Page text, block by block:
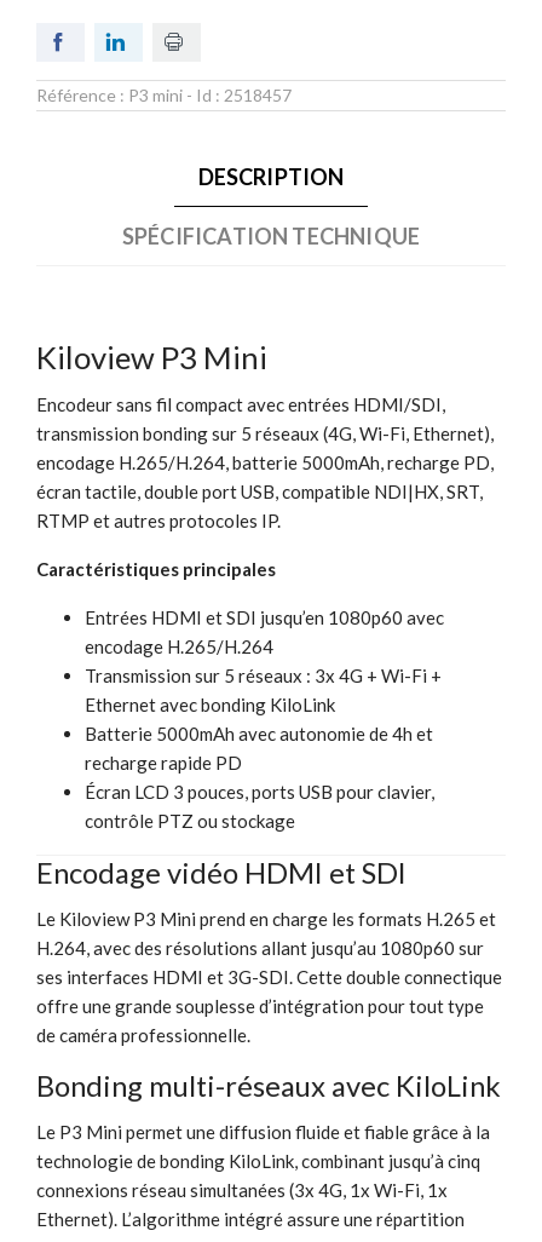
Référence : P3 mini - Id : 2518457
DESCRIPTION
SPÉCIFICATION TECHNIQUE
Kiloview P3 Mini
Encodeur sans fil compact avec entrées HDMI/SDI,
transmission bonding sur 5 réseaux (4G, Wi-Fi, Ethernet),
encodage H.265/H.264, batterie 5000mAh, recharge PD,
écran tactile, double port USB, compatible NDI|HX, SRT,
RTMP et autres protocoles IP.
Caractéristiques principales
Entrées HDMI et SDI jusqu’en 1080p60 avec
encodage H.265/H.264
Transmission sur 5 réseaux : 3x 4G + Wi-Fi +
Ethernet avec bonding KiloLink
Batterie 5000mAh avec autonomie de 4h et
recharge rapide PD
Écran LCD 3 pouces, ports USB pour clavier,
contrôle PTZ ou stockage
Encodage vidéo HDMI et SDI
Le Kiloview P3 Mini prend en charge les formats H.265 et
H.264, avec des résolutions allant jusqu’au 1080p60 sur
ses interfaces HDMI et 3G-SDI. Cette double connectique
offre une grande souplesse d’intégration pour tout type
de caméra professionnelle.
Bonding multi-réseaux avec KiloLink
Le P3 Mini permet une diffusion fluide et fiable grâce à la
technologie de bonding KiloLink, combinant jusqu’à cinq
connexions réseau simultanées (3x 4G, 1x Wi-Fi, 1x
Ethernet). L’algorithme intégré assure une répartition